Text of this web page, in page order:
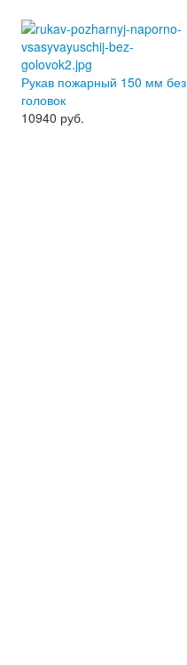
Рукав пожарный 150 мм без
головок
10940 руб.